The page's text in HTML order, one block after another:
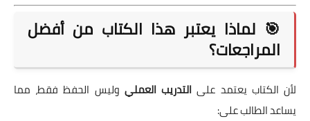
🎯 لماذا يعتبر هذا الكتاب من أفضل
المراجعات؟
لأن الكتاب يعتمد على التدريب العملي وليس الحفظ فقط، مما
يساعد الطالب على: